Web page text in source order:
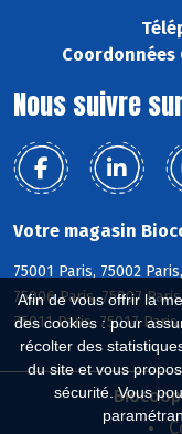
Afin de vous offrir la
des cookies : pour
récolter des
du site et vous
sécurité. Vous
Coordonnées
Nous suivre
Votre magasin
75001 Paris, 75002
75006 Paris, 75007
75011 Paris, 75017